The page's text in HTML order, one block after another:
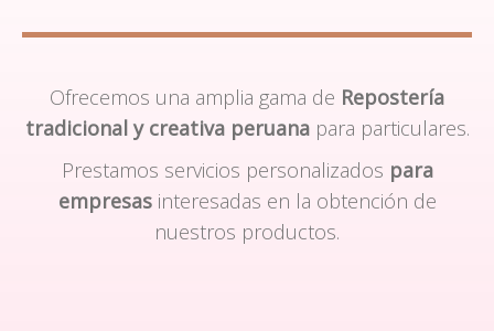
Ofrecemos una amplia gama de Repostería
tradicional y creativa peruanapara particulares.
Prestamos servicios personalizados para
empresasinteresadas en la obtención de
nuestros productos.